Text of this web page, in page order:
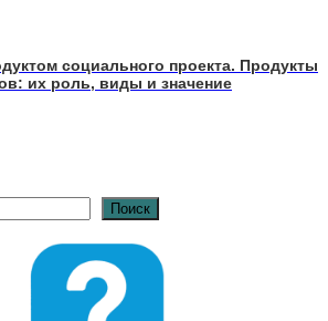
социального проекта. Продукты
их роль, виды и значение
Поиск